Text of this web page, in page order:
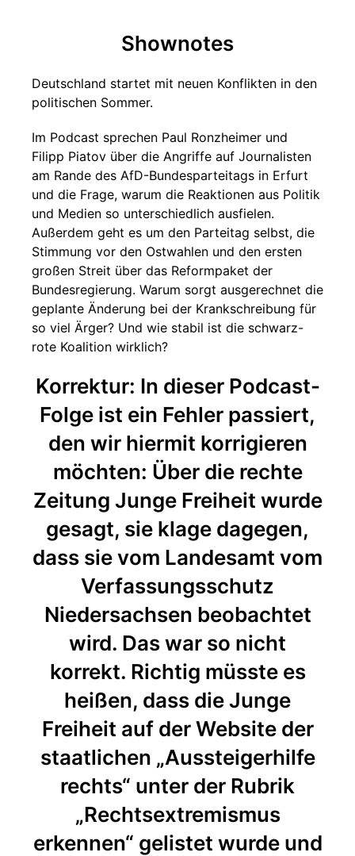
Shownotes
Deutschland startet mit neuen Konflikten in den
politischen Sommer.
Im Podcast sprechen Paul Ronzheimer und
Filipp Piatov über die Angriffe auf Journalisten
am Rande des AfD-Bundesparteitags in Erfurt
und die Frage, warum die Reaktionen aus Politik
und Medien so unterschiedlich ausfielen.
Außerdem geht es um den Parteitag selbst, die
Stimmung vor den Ostwahlen und den ersten
großen Streit über das Reformpaket der
Bundesregierung. Warum sorgt ausgerechnet die
geplante Änderung bei der Krankschreibung für
so viel Ärger? Und wie stabil ist die schwarz-
rote Koalition wirklich?
Korrektur: In dieser Podcast-
Folge ist ein Fehler passiert,
den wir hiermit korrigieren
möchten: Über die rechte
Zeitung Junge Freiheit wurde
gesagt, sie klage dagegen,
dass sie vom Landesamt vom
Verfassungsschutz
Niedersachsen beobachtet
wird. Das war so nicht
korrekt. Richtig müsste es
heißen, dass die Junge
Freiheit auf der Website der
staatlichen „Aussteigerhilfe
rechts“ unter der Rubrik
„Rechtsextremismus
erkennen“ gelistet wurde und